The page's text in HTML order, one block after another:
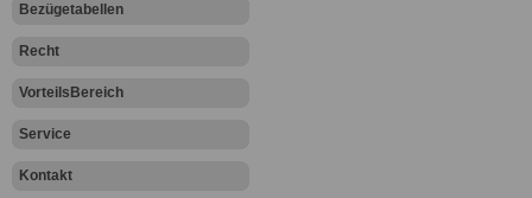
Bezügetabellen
Recht
VorteilsBereich
Service
Kontakt